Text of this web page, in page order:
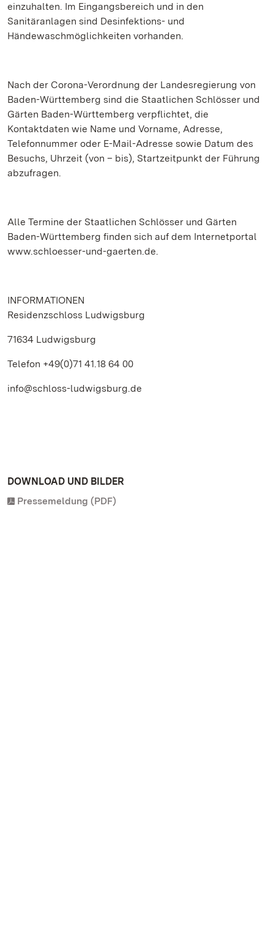
einzuhalten. Im Eingangsbereich und in den
Sanitäranlagen sind Desinfektions- und
Händewaschmöglichkeiten vorhanden.
Nach der Corona-Verordnung der Landesregierung von
Baden-Württemberg sind die Staatlichen Schlösser und
Gärten Baden-Württemberg verpflichtet, die
Kontaktdaten wie Name und Vorname, Adresse,
Telefonnummer oder E-Mail-Adresse sowie Datum des
Besuchs, Uhrzeit (von – bis), Startzeitpunkt der Führung
abzufragen.
Alle Termine der Staatlichen Schlösser und Gärten
Baden-Württemberg finden sich auf dem Internetportal
www.schloesser-und-gaerten.de.
INFORMATIONEN
Residenzschloss Ludwigsburg
71634 Ludwigsburg
Telefon +49(0)71 41.18 64 00
info@schloss-ludwigsburg.de
DOWNLOAD UND BILDER
Pressemeldung (PDF)